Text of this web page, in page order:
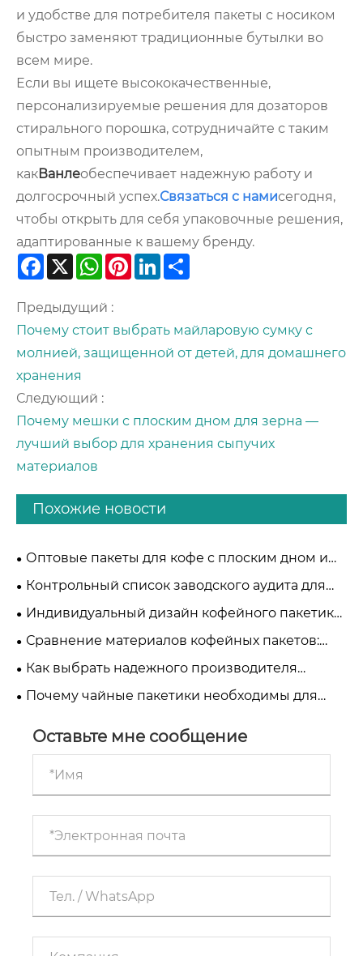
и удобстве для потребителя пакеты с носиком
быстро заменяют традиционные бутылки во
всем мире.
Если вы ищете высококачественные,
персонализируемые решения для дозаторов
стирального порошка, сотрудничайте с таким
опытным производителем,
какВанлеобеспечивает надежную работу и
долгосрочный успех.Связаться с намисегодня,
чтобы открыть для себя упаковочные решения,
адаптированные к вашему бренду.
Facebook
X WhatsApp
Pinterest
LinkedIn
Предыдущий :
Почему стоит выбрать майларовую сумку с
молнией, защищенной от детей, для домашнего
хранения
Следующий :
Почему мешки с плоским дном для зерна —
лучший выбор для хранения сыпучих
материалов
Похожие новости
Оптовые пакеты для кофе с плоским дном и
стоячие пакеты для кофе: стратегическое
сравнение TDK:
Контрольный список заводского аудита для
поставщиков упаковки для кофе:
профессиональное руководство B2B
Индивидуальный дизайн кофейного пакетика:
баланс между брендингом и сохранением
Сравнение материалов кофейных пакетов:
майлар, фольгированные пакеты и
компостируемые кофейные пакеты
Как выбрать надежного производителя
кофейных пакетиков в Китае
Почему чайные пакетики необходимы для
Оставьте мне сообщение